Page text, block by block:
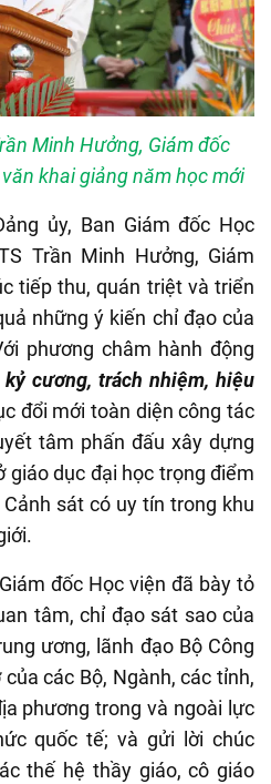
Minh Hưởng, Giám đốc
khai giảng năm học mới
ủy, Ban Giám đốc Học
Trần Minh Hưởng, Giám
tiếp thu, quán triệt và triển
những ý kiến chỉ đạo của
phương châm hành động
cương, trách nhiệm, hiệu
đổi mới toàn diện công tác
tâm phấn đấu xây dựng
giáo dục đại học trọng điểm
sát có uy tín trong khu
đốc Học viện đã bày tỏ
tâm, chỉ đạo sát sao của
ương, lãnh đạo Bộ Công
các Bộ, Ngành, các tỉnh,
phương trong và ngoài lực
quốc tế; và gửi lời chúc
thế hệ thầy giáo, cô giáo